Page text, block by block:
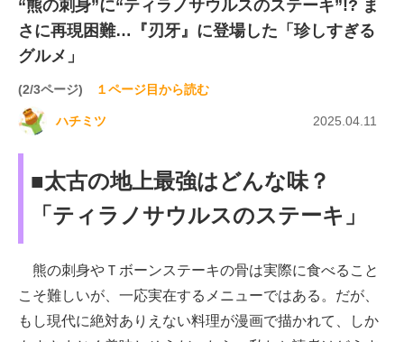
“熊の刺身”に“ティラノサウルスのステーキ”!? ま
さに再現困難…『刃牙』に登場した「珍しすぎる
グルメ」
(2/3ページ) １ページ目から読む
ハチミツ 2025.04.11
■太古の地上最強はどんな味？
「ティラノサウルスのステーキ」
熊の刺身やＴボーンステーキの骨は実際に食べること
こそ難しいが、一応実在するメニューではある。だが、
もし現代に絶対ありえない料理が漫画で描かれて、しか